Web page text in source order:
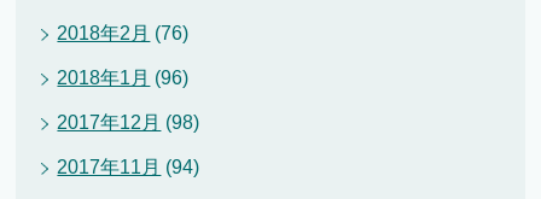
2018年2月 (76)
2018年1月 (96)
2017年12月 (98)
2017年11月 (94)